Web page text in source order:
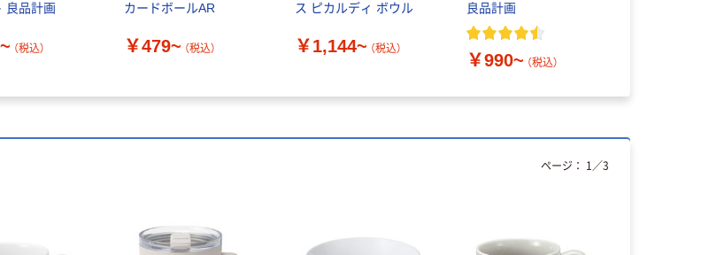
良品計画
（税込）
カードボールAR
￥479~ （税込）
ス ピカルディ ボウル
￥1,144~ （税込）
良品計画
￥990~ （税込）
ページ： 1 ／3